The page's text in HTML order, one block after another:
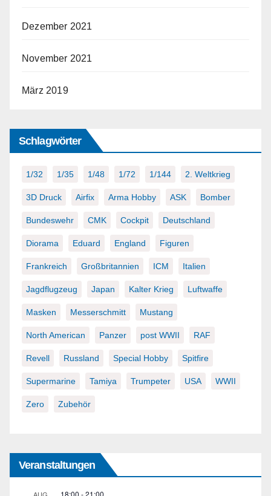
Dezember 2021
November 2021
März 2019
Schlagwörter
1/32 1/35 1/48 1/72 1/144 2. Weltkrieg
3D Druck Airfix Arma Hobby ASK Bomber
Bundeswehr CMK Cockpit Deutschland
Diorama Eduard England Figuren
Frankreich Großbritannien ICM Italien
Jagdflugzeug Japan Kalter Krieg Luftwaffe
Masken Messerschmitt Mustang
North American Panzer post WWII RAF
Revell Russland Special Hobby Spitfire
Supermarine Tamiya Trumpeter USA WWII
Zero Zubehör
Veranstaltungen
AUG. 18:00 -21:00